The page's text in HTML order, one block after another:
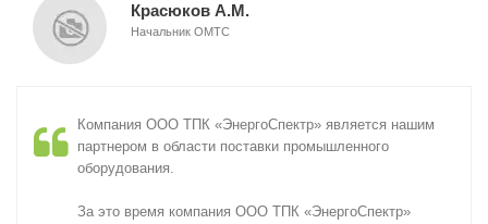
Красюков А.М.
Начальник ОМТС
Компания ООО ТПК «ЭнергоСпектр» является нашим
партнером в области поставки промышленного
оборудования.
За это время компания ООО ТПК «ЭнергоСпектр»